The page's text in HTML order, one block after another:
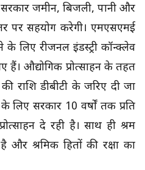
जमीन, बिजली, पानी और
पर सहयोग करेगी। एमएसएमई
के लिए रीजनल इंडस्ट्री कॉन्क्लेव
औद्योगिक प्रोत्साहन के तहत
राशि डीबीटी के जरिए दी जा
लिए सरकार 10 वर्षों तक प्रति
दे रही है। साथ ही श्रम
और श्रमिक हितों की रक्षा का